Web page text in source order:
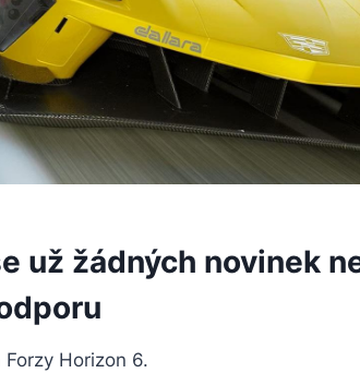
už žádných novinek
Horizon 6.